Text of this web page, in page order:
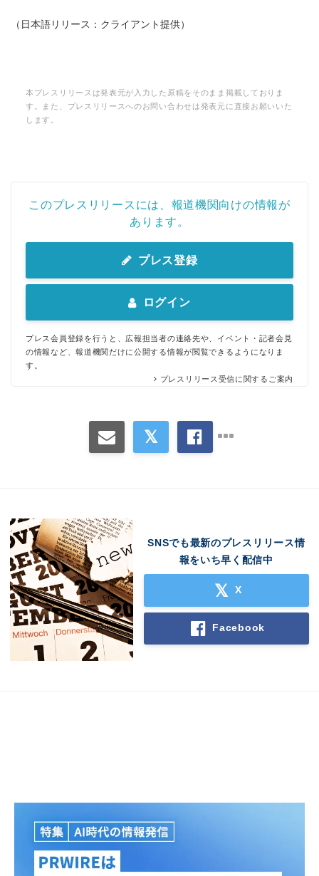
（日本語リリース：クライアント提供）
本プレスリリースは発表元が入力した原稿をそのまま掲載しておりま
す。また、プレスリリースへのお問い合わせは発表元に直接お願いいた
します。
このプレスリリースには、報道機関向けの情報が
あります。
プレス登録
ログイン
プレス会員登録を行うと、広報担当者の連絡先や、イベント・記者会見
の情報など、報道機関だけに公開する情報が閲覧できるようになりま
す。
プレスリリース受信に関するご案内
SNSでも最新のプレスリリース情
報をいち早く配信中
X
Facebook